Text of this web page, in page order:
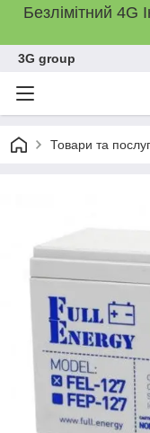
Безлімітний
3G group
Товари та